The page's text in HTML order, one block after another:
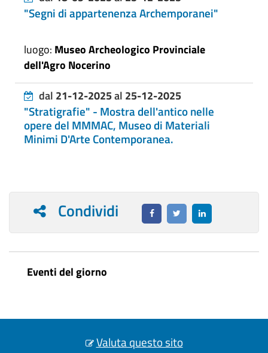
"Segni di appartenenza Archemporanei"
luogo: Museo Archeologico Provinciale
dell'Agro Nocerino
dal 21-12-2025al 25-12-2025
"Stratigrafie" - Mostra dell'antico nelle
opere del MMMAC, Museo di Materiali
Minimi D'Arte Contemporanea.
Condividi
Eventi del giorno
Valuta questo sito